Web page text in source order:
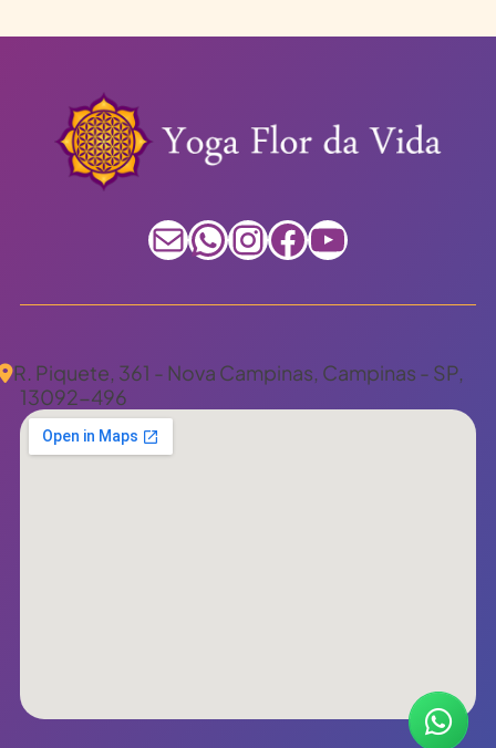
E-mail WhatsApp InstagramFacebook Youtube
R. Piquete, 361 - Nova Campinas, Campinas - SP,
13092-496